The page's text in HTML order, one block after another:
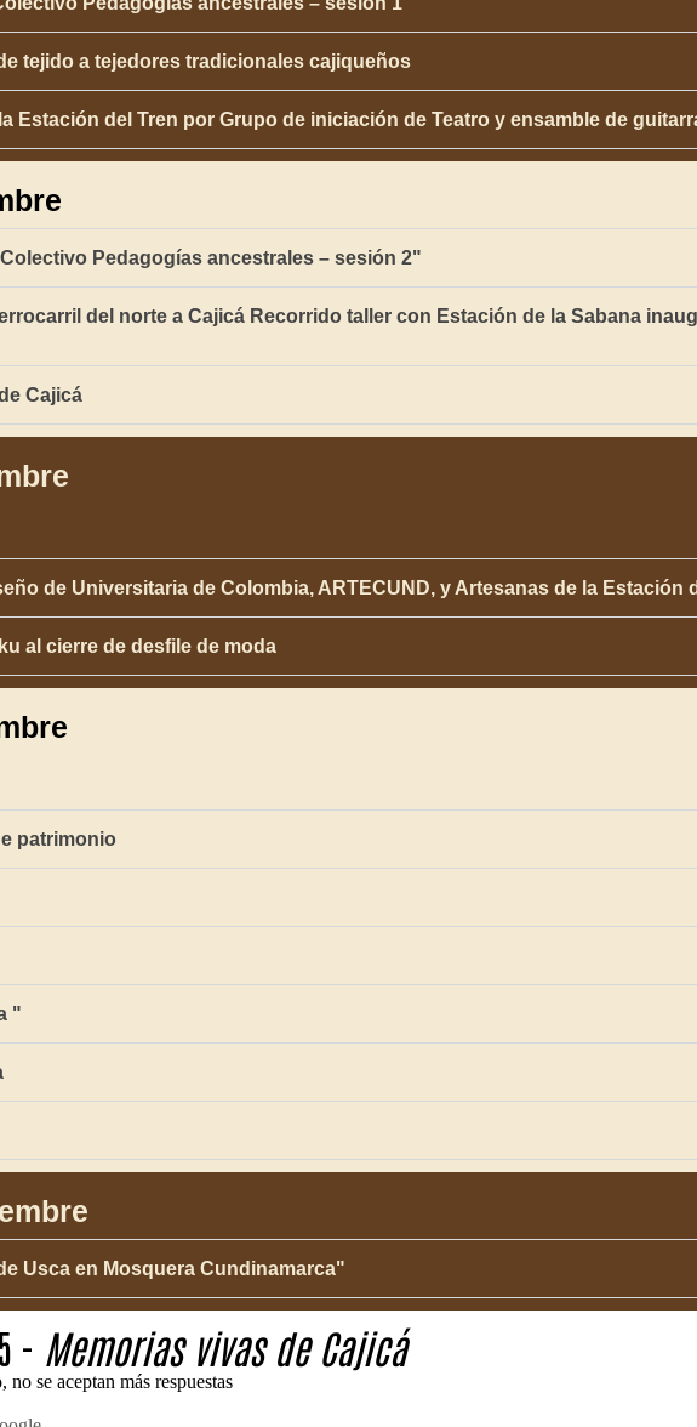
tejido a tejedores tradicionales cajiqueños
Estación del Tren por Grupo de iniciación de Teatro y ensamble de
Pedagogías ancestrales – sesión 2"
del norte a Cajicá Recorrido taller con Estación de la Sabana
Cajicá
de Universitaria de Colombia, ARTECUND, y Artesanas de la Estación
al cierre de desfile de moda
patrimonio
"
Usca en Mosquera Cundinamarca"